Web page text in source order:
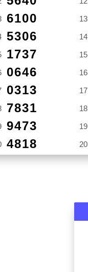
6100
5306
1737
0646
0313
7831
9473
4818
13
14
15
16
17
18
19
20